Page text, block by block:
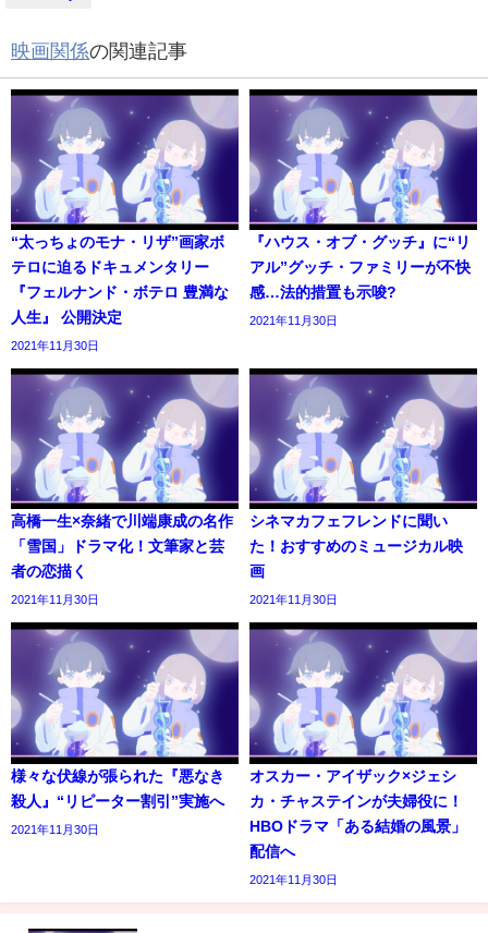
映画関係の関連記事
“太っちょのモナ・リザ”画家ボ
テロに迫るドキュメンタリー
『フェルナンド・ボテロ 豊満な
人生』 公開決定
2021年11月30日
『ハウス・オブ・グッチ』に“リ
アル”グッチ・ファミリーが不快
感…法的措置も示唆?
2021年11月30日
高橋一生×奈緒で川端康成の名作
「雪国」ドラマ化！文筆家と芸
者の恋描く
2021年11月30日
シネマカフェフレンドに聞い
た！おすすめのミュージカル映
画
2021年11月30日
様々な伏線が張られた『悪なき
殺人』“リピーター割引”実施へ
2021年11月30日
オスカー・アイザック×ジェシ
カ・チャステインが夫婦役に！
HBOドラマ「ある結婚の風景」
配信へ
2021年11月30日